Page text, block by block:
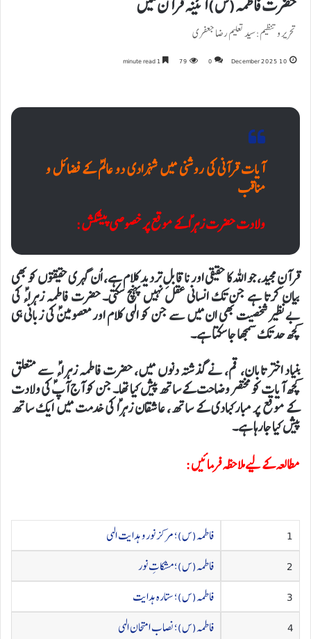
حضرت فاطمه(س) آئینه قرآن میں
تحریر و تنظیم: سید تعلیم رضا جعفری
10 December 2025
0
79
آیات قرآنی کی روشنی میں شہزادی دو عالمؑ کے فضائل و
مناقب
ولادت حضرت زہراؑ کے موقع پر خصوصی پیشکش:
قرآنِ مجید، جو اللہ کا حقیقی اور ناقابلِ تردید کلام ہے، اُن گہری حقیقتوں کو بھی
بیان کرتا ہے جن تک انسانی عقل نہیں پہنچ سکتی۔ حضرت فاطمہ زہراءؑ کی
بےنظیر شخصیت بھی ان میں سے جن کو الہی کلام اور معصومینؑ کی زبانی ہی
کچھ حد تک سمجھا جا سکتا ہے۔
بنیاد اختر تابان، قم، نے گذشتہ دنوں میں، حضرت فاطمہ زہراءؑ سے متعلق
کچھ آیات کو مختصر وضاحت کے ساتھ پیش کیا تھا۔ جن کو آج آپؑ کی ولادت
کے موقع پر مبارکبادی کے ساتھ، عاشقان زہراؑ کی خدمت میں ایک ساتھ
پیش کیا جارہا ہے۔
مطالعہ کے لیے ملاحظہ فرمائیں:
1
فاطمہ(س)؛ مرکز نور و ہدایت الہی
2
فاطمہ(س)؛ مشکاتِ نور
3
فاطمه(س)؛ ستارہ ہدایت
4
فاطمہ(س)؛ نصاب امتحان الہی